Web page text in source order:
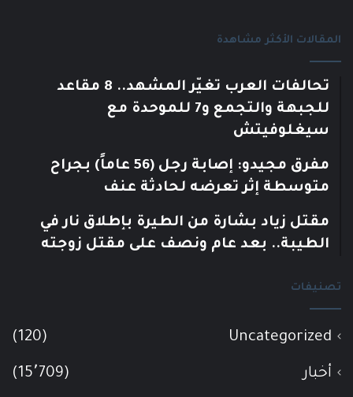
المقالات الأكثر مشاهدة
تحالفات العرب تغيّر المشهد.. 8 مقاعد
للجبهة والتجمع و7 للموحدة مع
سيغلوفيتش
مفرق مجيدو: إصابة رجل (56 عاماً) بجراح
متوسطة إثر تعرضه لحادثة عنف
مقتل زياد بشارة من الطيرة بإطلاق نار في
الطيبة.. بعد عام ونصف على مقتل زوجته
تصنيفات
Uncategorized
(120)
أخبار (15٬709)